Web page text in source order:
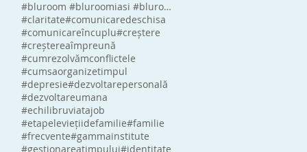
#bluroom #bluroomiasi #bluroomromania #blumindlabs #eliberaredestress
#claritate#comunicaredeschisa
#comunicareîncuplu#creștere
#creștereaîmpreună
#cumrezolvămconflictele
#cumsaorganizetimpul
#depresie#dezvoltarepersonală
#dezvoltareumana
#echilibruviatajob
#etapeleviețiidefamilie#familie
#frecvente#gammainstitute
#gestionareatimpului#identitate